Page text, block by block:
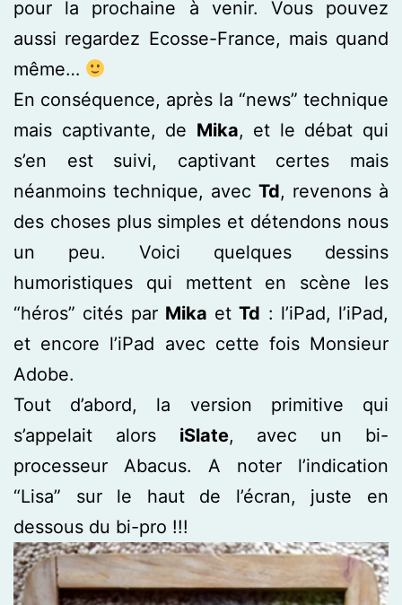
pour la prochaine à venir. Vous pouvez
aussi regardez Ecosse-France, mais quand
même…
En conséquence, après la “news” technique
mais captivante, de Mika, et le débat qui
s’en est suivi, captivant certes mais
néanmoins technique, avec Td, revenons à
des choses plus simples et détendons nous
un peu. Voici quelques dessins
humoristiques qui mettent en scène les
“héros” cités par Mika etTd : l’iPad, l’iPad,
et encore l’iPad avec cette fois Monsieur
Adobe.
Tout d’abord, la version primitive qui
s’appelait alors iSlate, avec un bi-
processeur Abacus. A noter l’indication
“Lisa” sur le haut de l’écran, juste en
dessous du bi-pro !!!